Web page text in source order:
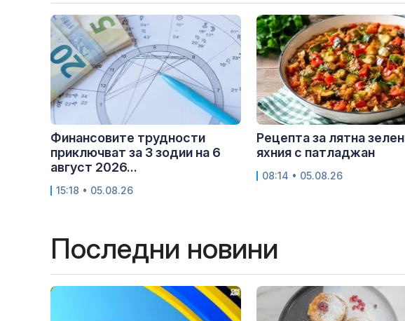
Финансовите трудности
приключват за 3 зодии на 6
август 2026...
15:18 • 05.08.26
Рецепта за лятна
яхния с патладжан
08:14 • 05.08.26
Последни новини